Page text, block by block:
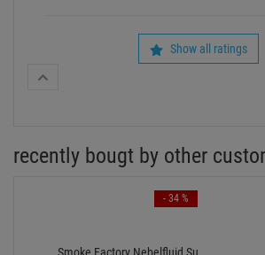
Show all ratings
recently bougt by other
- 34 %